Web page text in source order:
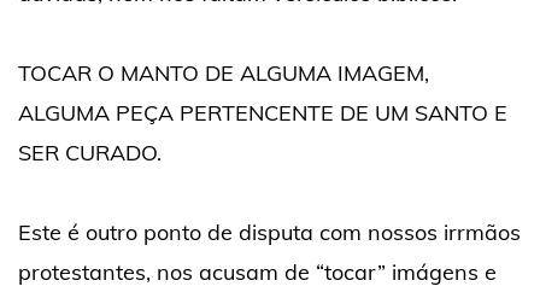
TOCAR O MANTO DE ALGUMA IMAGEM,
ALGUMA PEÇA PERTENCENTE DE UM SANTO E
SER CURADO.
Este é outro ponto de disputa com nossos irrmãos
protestantes, nos acusam de “tocar” imágens e